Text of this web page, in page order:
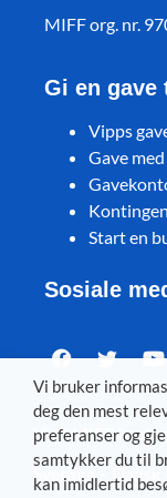
MIFF org. nr.
Gi en gave
Vipps
Gave
Start en
Sosiale
Visit MIFF in
Svenska– Dansk
Vi bruker
deg den mest
preferanser og
samtykker du til
kan imidlertid